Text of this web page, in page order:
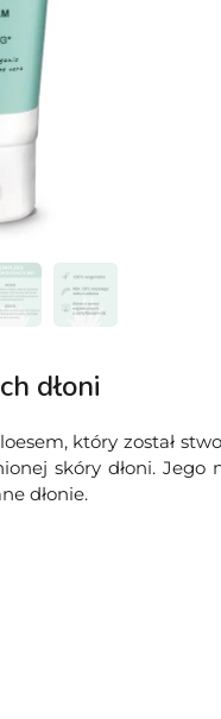
dłoni
który został
skóry dłoni.
dłonie.